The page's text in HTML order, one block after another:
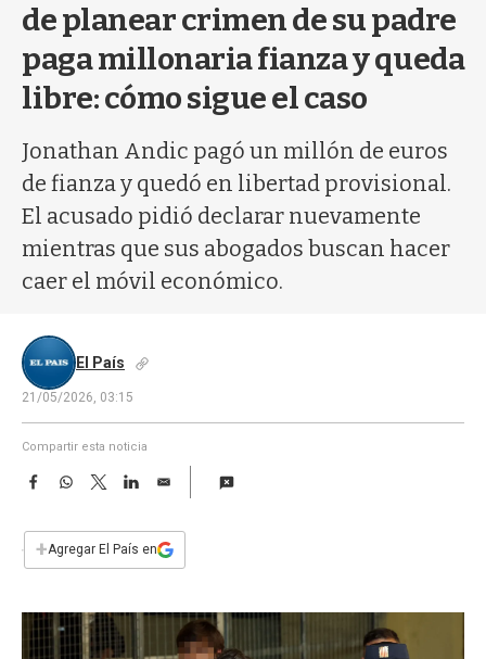
�
q
de planear crimen de su padre
paga millonaria fianza y queda
libre: cómo sigue el caso
Jonathan Andic pagó un millón de euros
de fianza y quedó en libertad provisional.
El acusado pidió declarar nuevamente
mientras que sus abogados buscan hacer
caer el móvil económico.
El País
21/05/2026, 03:15
Compartir esta noticia
F
e
b
k
W
s
T
w
t
L
n
E
i
l
+Agregar El País en